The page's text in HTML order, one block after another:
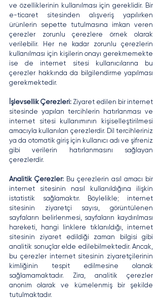
ve özelliklerinin kullanılması için gereklidir. Bir
e-ticaret sitesinden alışveriş yapılırken
ürünlerin sepette tutulmasına imkan veren
çerezler zorunlu çerezlere örnek olarak
verilebilir. Her ne kadar zorunlu çerezlerin
kullanılması için kişilerin onayı gerekmemekte
ise de internet sitesi kullanıcılarına bu
çerezler hakkında da bilgilendirme yapılması
gerekmektedir.
İşlevsellik Çerezleri: Ziyaret edilen bir internet
sitesinde yapılan tercihlerin hatırlanması ve
internet sitesi kullanımının kişiselleştirilmesi
amacıyla kullanılan çerezlerdir. Dil tercihleriniz
ya da otomatik giriş için kullanıcı adı ve şifreniz
gibi verilerin hatırlanmasını sağlayan
çerezlerdir.
Analitik Çerezler: Bu çerezlerin asıl amacı bir
internet sitesinin nasıl kullanıldığına ilişkin
istatistik sağlamaktır. Böylelikle; internet
sitesinin ziyaretçi sayısı, görüntülenen
sayfaların belirlenmesi, sayfaların kaydırılması
hareketi, hangi linklere tıklanıldığı, internet
sitesinin ziyaret edildiği zaman bilgisi gibi
analitik sonuçlar elde edilebilmektedir. Ancak,
bu çerezler internet sitesinin ziyaretçilerinin
kimliğinin tespit edilmesine olanak
sağlamamaktadır. Zira, analitik çerezler
anonim olarak ve kümelenmiş bir şekilde
tutulmaktadır.